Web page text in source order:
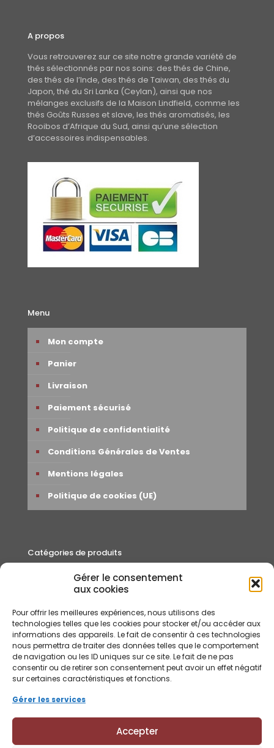
Gérer le consentement
aux cookies
Pour offrir les meilleures expériences, nous utilisons des
technologies telles que les cookies pour stocker et/ou accéder aux
informations des appareils. Le fait de consentir à ces technologies
nous permettra de traiter des données telles que le comportement
de navigation ou les ID uniques sur ce site. Le fait de ne pas
consentir ou de retirer son consentement peut avoir un effet négatif
sur certaines caractéristiques et fonctions.
Gérer les services
Accepter
A propos
Vous retrouverez sur ce site notre grande variété de
thés sélectionnés par nos soins: des thés de Chine,
des thés de l’Inde, des thés de Taiwan, des thés du
Japon, thé du Sri Lanka (Ceylan), ainsi que nos
mélanges exclusifs de la Maison Lindfield, comme les
thés Goûts Russes et slave, les thés aromatisés, les
Rooibos d’Afrique du Sud, ainsi qu’une sélection
d’accessoires indispensables.
Menu
Mon compte
Panier
Livraison
Paiement sécurisé
Politique de confidentialité
Conditions Générales de Ventes
Mentions légales
Politique de cookies (UE)
Catégories de produits
Autour du thé
Rooibos et Infusions
Thés